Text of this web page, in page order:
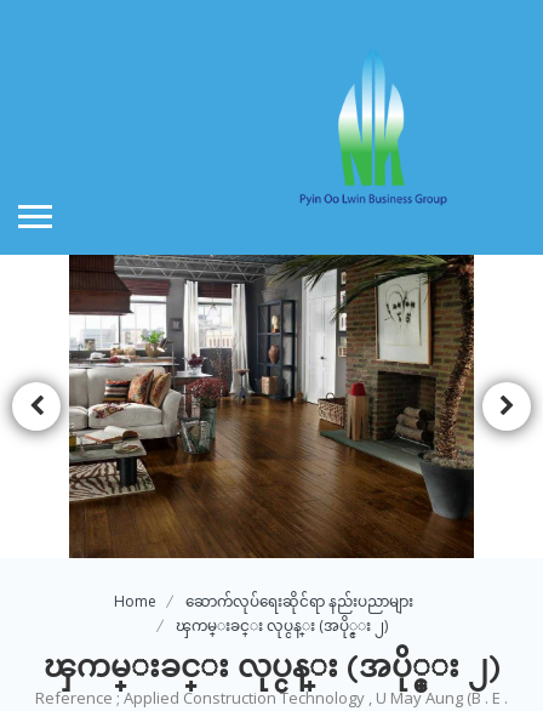
Home
ဆောက်လုပ်ရေးဆိုင်ရာ နည်းပညာများ
ၾကမ္းခင္း လုပ္ငန္း (အပို္င္း ၂)
ၾကမ္းခင္း လုပ္ငန္း (အပို္င္း ၂)
Reference ; Applied Construction Technology , U May Aung (B . E .